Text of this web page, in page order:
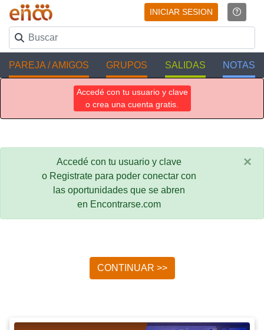
INICIAR SESION
PAREJA / AMIGOS GRUPOS SALIDAS NOTAS
Accedé con tu usuario y clave
o crea una cuenta gratis.
Accedé con tu usuario y clave
o Registrate para poder conectar con
las oportunidades que se abren
en Encontrarse.com
×
CONTINUAR >>